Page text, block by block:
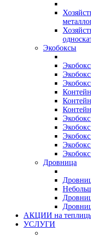
Экобоксы
Дровница
АКЦИИ на
УСЛУГИ